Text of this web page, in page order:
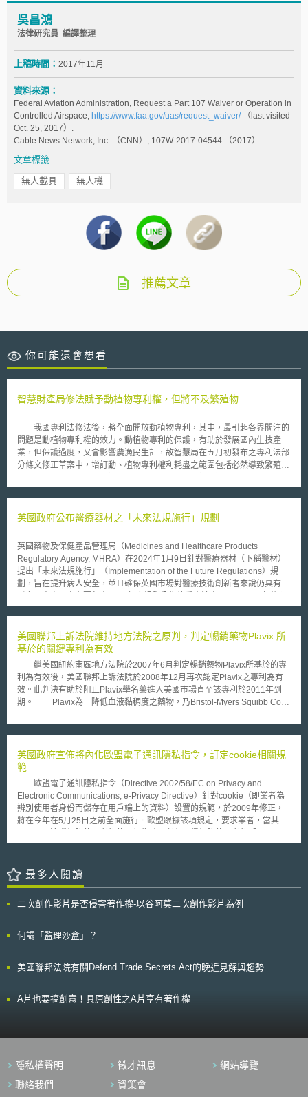
吳昌鴻
法律研究員 編譯整理
上稿時間： 2017年11月
資料來源：
Federal Aviation Administration, Request a Part 107 Waiver or Operation in
Controlled Airspace, https://www.faa.gov/uas/request_waiver/（last visited
Oct. 25, 2017）.
Cable News Network, Inc. （CNN）, 107W-2017-04544 （2017）.
文章標籤
無人載具 無人機
推薦文章
你可能還會想看
智慧財產局修法賦予動植物專利權，但將不及繁殖物
我國專利法修法後，將全面開放動植物專利，其中，最引起各界關注的
問題是動植物專利權的效力。動植物專利的保護，有助於發展國內生技產
業，但保護過度，又會影響農漁民生計，故智慧局在五月初發布之專利法部
分條文修正草案中，增訂動、植物專利權利耗盡之範圍包括必然導致繁殖之
繁殖之生物材料之行為。 根據現行專利法第５６條第１項規定，獲得
的要約、販賣、使用或為上述目的而進口該物品之權。惟專利法第５條規
物發明人的權益。 基於上述理由，智慧局經參考歐盟生物技術發明指
令第八條，於專利法部分條文修正草案中明訂動植物等生物材料之專利權耗
盡範圍，另為了保護農民權益，此次專利法修正草案中亦特別明訂農民免
責，使農民自專利權人或其授權人處取得受專利保護之植物繁殖材料，可將
英國政府公布醫療器材之「未來法規施行」規劃
英國藥物及保健產品管理局（Medicines and Healthcare Products
Regulatory Agency, MHRA）在2024年1月9日針對醫療器材（下稱醫材）
提出「未來法規施行」（Implementation of the Future Regulations）規
劃，旨在提升病人安全，並且確保英國市場對醫療技術創新者來說仍具有吸
計實施的核心政策，以下節錄相關說明： 1.預計於2024年實施的法規及政
Airlock」的監理沙盒 （AI-Airlock regulatory sandbox）及數則醫材軟體監
管指引，主題有「醫材開發地圖的優良機器學習實踐」（Good machine
慧醫材開發和部署的最佳實踐」（AI as a Medical Device(AIaMD)
development and deployment best practice）及「資料驅動醫材軟體的研
究、發展及治理」Data-driven SaMD research, development and
governance）；另外，因應世界貿易組織（World Trade Organization,
監管要求。 2. 未來核心政策規劃 MHRA已選定數個醫材管理核心主題，並
預計從2024年上半年開始與利害關係人啟動相關討論會議，以利於2025年
後制定更詳細的施政草案。管理議題明確包含對植入式醫材的風險分類進行
升級、增加醫材軟體的分類、加強對醫材之品質管理系統與加強技術文件、
推行專屬識別碼（Unique Device Identifiers, UDI）、更新臨床試驗施行措
施、引入國際承認框架，使已獲得類似監管機構批准的醫材更快進入市場，
以及促使英國對於醫材軟體網路安全等基本管理要求持續與歐盟接軌。 以
上施政規劃，反映出英國政府為確保民眾安全，欲持續加強醫材品質的風險
將此類的醫材朝向細緻化管理的布局。此外，英國於2020年脫歐後，歐盟
的醫療器材法規在英國已不再適用，故MHRA近年積極發布更適合英國體質
發生短缺之情形。
美國聯邦上訴法院維持地方法院之原判，判定暢銷藥物Plavix 所
基於的關鍵專利為有效
繼美國紐約南區地方法院於2007年6月判定暢銷藥物Plavix所基於的專
利為有效後，美國聯邦上訴法院於2008年12月再次認定Plavix之專利為有
效。此判決有助於阻止Plavix學名藥進入美國市場直至該專利於2011年到
期。 Plavix為一降低血液黏稠度之藥物，乃Bristol-Myers Squibb Co.
司宣稱Plavix之專利為無效，於2006年開始在美國販售Plavix 之學名藥。
Inc.支付於販售學名藥期間對兩家藥商所造成的損失。 澳美國聯邦上訴
法院法官表示地方法院已徹底的討論Apotex 所提出的專利無效論點，否決
研究方法及已知化合物製成Plavix 之主要組成物。上訴法院法官表示於判斷
非顯而易見上，使用「後見之明」(hindsight)是不適合的。 針對此判
決，Apotex公司表示他們認為上訴法院之決定為錯誤的並將持續努力尋求於
美國銷售有品質的且一般大眾負擔得起的Plavix 學名藥。
英國政府宣佈將內化歐盟電子通訊隱私指令，訂定cookie相關規
範
歐盟電子通訊隱私指令（Directive 2002/58/EC on Privacy and
Electronic Communications, e-Privacy Directive）針對cookie（即業者為
辨別使用者身份而儲存在用戶端上的資料）設置的規範，於2009年修正，
將在今年在5月25日之前全面施行。歐盟跟據該項規定，要求業者，當其使
意」，且每隔一年，業者皆必須重新取得該項「同意」，網路使用者亦得隨
待網路使用者以允許cookie設置方式而直接視為同意，仍有爭議。 儘
管如此，英國政府仍已決定內化該指令，制定其國內cookie設置規範。英國
規範。相關政府單位，亦已開始著手協助業者重新設定網頁瀏覽器。有關當
係強制規範，業者是否能在短期內完成該規範遵循仍有疑議。針對此點，英
cookie設置規範究竟會如何發展，仍待觀察。
最多人閱讀
二次創作影片是否侵害著作權-以谷阿莫二次創作影片為例
何謂「監理沙盒」？
美國聯邦法院有關Defend Trade Secrets Act的晚近見解與趨勢
A片也要搞創意！具原創性之A片享有著作權
隱私權聲明 徵才訊息
網站導覽
聯絡我們
資策會